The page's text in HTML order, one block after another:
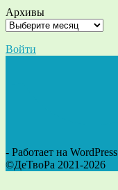
Архивы
Войти
- Работает на WordPress
©ДеТвоРа 2021-2026